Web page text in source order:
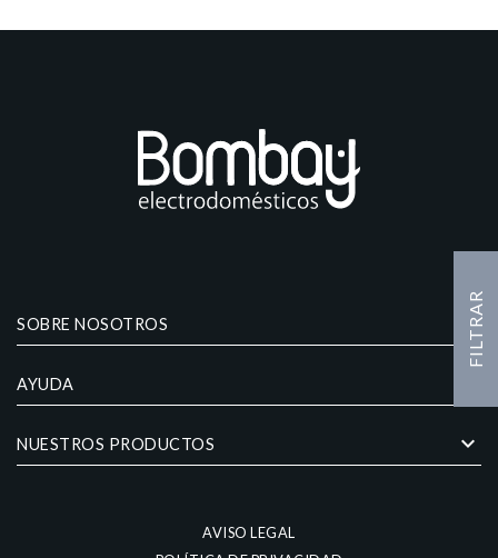
FILTRAR
SOBRE NOSOTROS keyboard_arrow_down
AYUDA
NUESTROS PRODUCTOS keyboard_arrow_down
AVISO LEGAL